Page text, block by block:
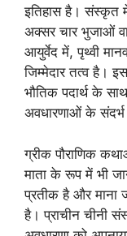
इतिहास है। संस्कृत
अक्सर चार भुजाओं
आयुर्वेद में, पृथ्वी
जिम्मेदार तत्व है।
भौतिक पदार्थ के
अवधारणाओं के संदर्भ
ग्रीक पौराणिक
माता के रूप में भी
प्रतीक है और माना
है। प्राचीन चीनी